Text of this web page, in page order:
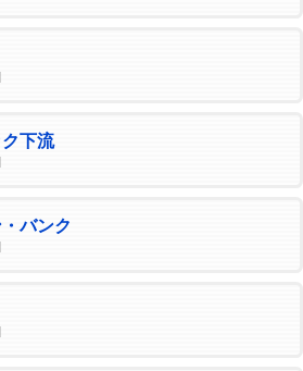
下流
バンク